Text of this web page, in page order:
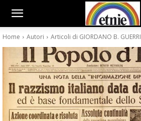
Home Autori Articoli di GIORDANO B. GUERRI